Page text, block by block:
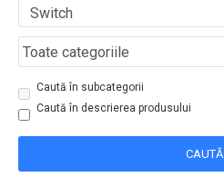
Caută în subcategorii
Caută în descrierea produsului
CAUTĂ